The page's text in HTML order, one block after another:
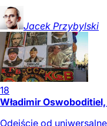
Jacek Przybylski
18
Władimir
Odejście od